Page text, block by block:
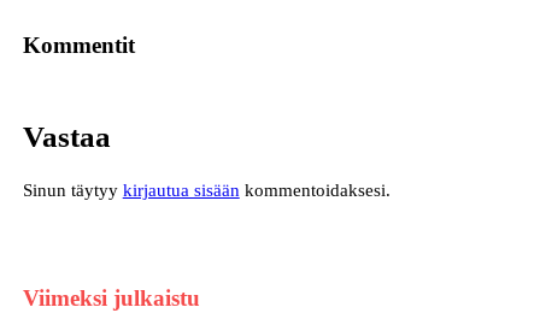
Kommentit
Vastaa
Sinun täytyy kirjautua sisäänkommentoidaksesi.
Viimeksi julkaistu